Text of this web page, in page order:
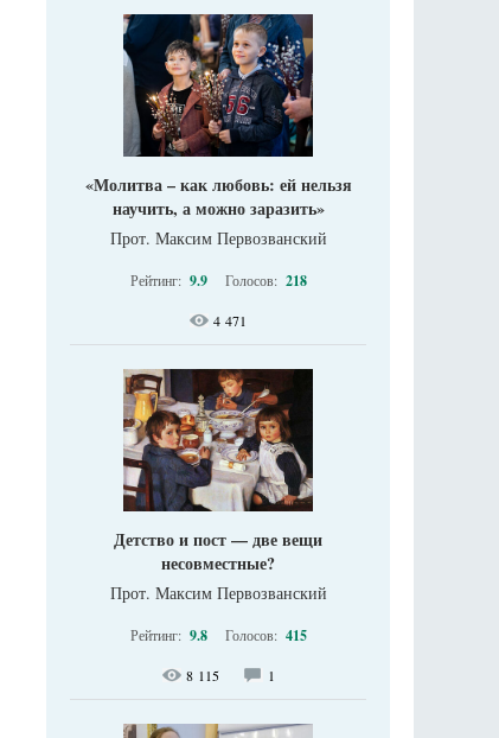
«Молитва – как любовь: ей нельзя
научить, а можно заразить»
Прот. Максим Первозванский
Рейтинг: 9.9 Голосов: 218
4 471
Детство и пост — две вещи
несовместные?
Прот. Максим Первозванский
Рейтинг: 9.8 Голосов: 415
8 115 1